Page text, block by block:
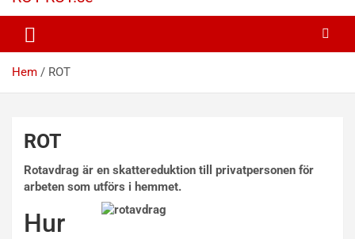
ROT-RUT portalen – Nyheter –
Hemdekor – ROT-RUT.se
ROT och RUT portalen. Här hittar ni information om ROT och
RUT samt företag som erbjuder tjänster inom ROT och RUT
avdraget.
Hem
ROT
ROT
Rotavdrag är en skattereduktion till privatpersonen för
arbeten som utförs i hemmet.
Hur